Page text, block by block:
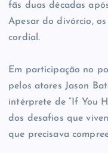
fãs duas décadas
Apesar do divórcio,
cordial.
Em participação no
pelos atores Jason
intérprete de “If You
dos desafios que
que precisava